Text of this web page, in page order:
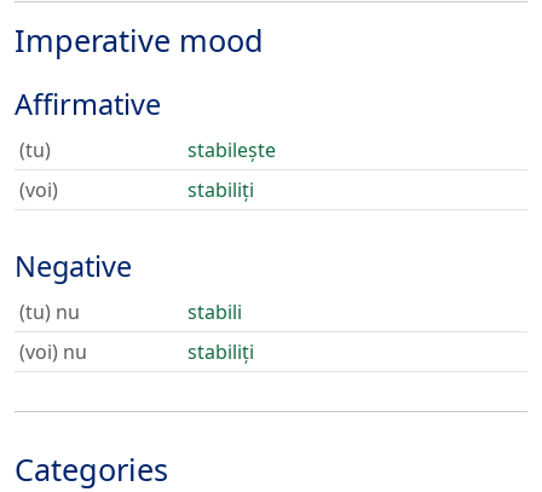
Imperative mood
Affirmative
(tu)
stabilește
(voi)
stabiliți
Negative
(tu) nu
stabili
(voi) nu
stabiliți
Categories